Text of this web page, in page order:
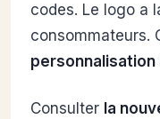
codes. Le logo a
consommateurs.
Consulter la